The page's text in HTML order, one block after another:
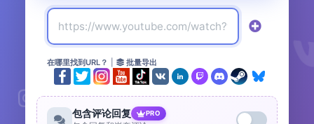
在哪里找到URL？ 批量导出
包含评论回复 PRO